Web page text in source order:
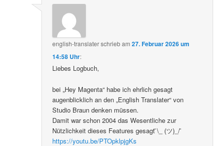
english-translaterschriebam27. Februar 2026 um
14:58 Uhr:
Liebes Logbuch,
bei „Hey Magenta“ habe ich ehrlich gesagt
augenblicklich an den „English Translater“ von
Studio Braun denken müssen.
Damit war schon 2004 das Wesentliche zur
Nützlichkeit dieses Features gesagt ̄\_ (ツ)_/ ̄
https://youtu.be/PTOpklpjgKs